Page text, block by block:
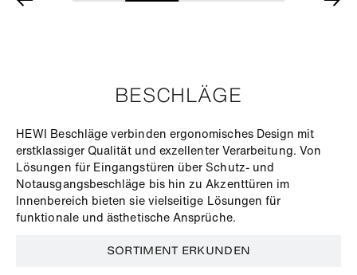
BESCHLÄGE
HEWI Beschläge verbinden ergonomisches Design mit
erstklassiger Qualität und exzellenter Verarbeitung. Von
Lösungen für Eingangstüren über Schutz- und
Notausgangsbeschläge bis hin zu Akzenttüren im
Innenbereich bieten sie vielseitige Lösungen für
funktionale und ästhetische Ansprüche.
SORTIMENT ERKUNDEN